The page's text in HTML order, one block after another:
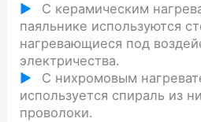
С керамическим
паяльнике используются
нагревающиеся под
электричества.
С нихромовым
используется спираль из
проволоки.